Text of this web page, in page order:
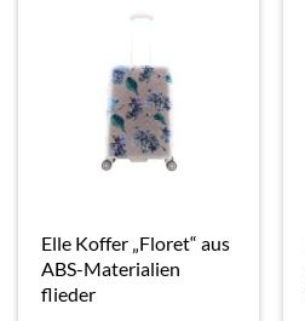
Elle Koffer „Floret“ aus
ABS-Materialien
flieder